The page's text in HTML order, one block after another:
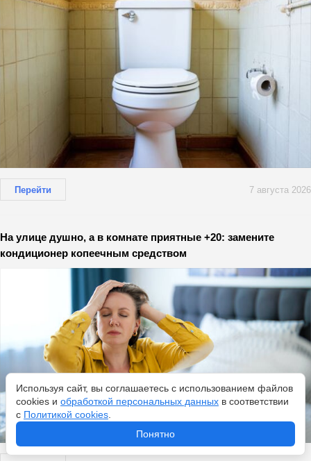
Перейти 7 августа 2026
На улице душно, а в комнате приятные +20: замените
кондиционер копеечным средством
Используя сайт, вы соглашаетесь с использованием файлов
cookies и обработкой персональных данных в соответствии
с Политикой cookies
Понятно